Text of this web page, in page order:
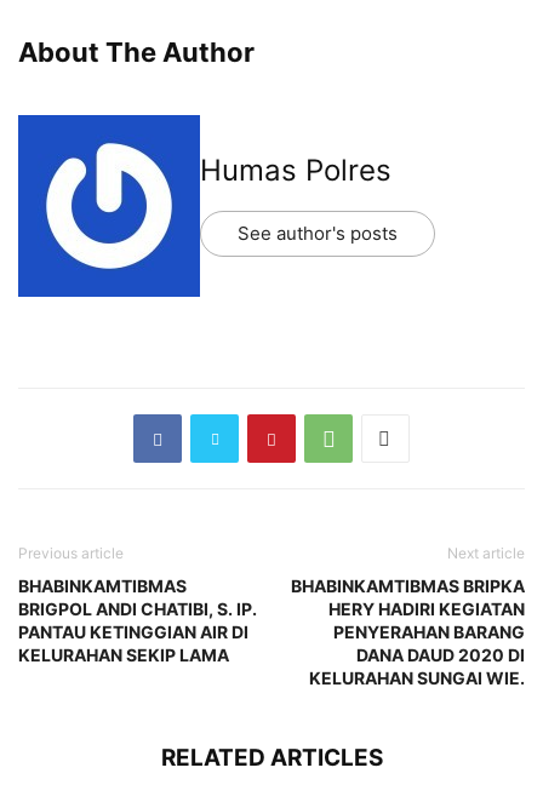
About The Author
Humas Polres
See author's posts
Previous article
BHABINKAMTIBMAS
BRIGPOL ANDI CHATIBI, S. IP.
PANTAU KETINGGIAN AIR DI
KELURAHAN SEKIP LAMA
Next article
BHABINKAMTIBMAS BRIPKA
HERY HADIRI KEGIATAN
PENYERAHAN BARANG
DANA DAUD 2020 DI
KELURAHAN SUNGAI WIE.
RELATED ARTICLES